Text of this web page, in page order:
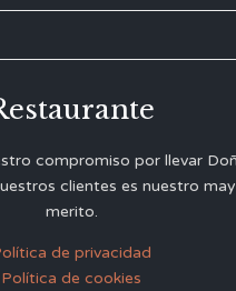
compromiso por llevar
clientes es nuestro
merito.
de privacidad
Política de cookies